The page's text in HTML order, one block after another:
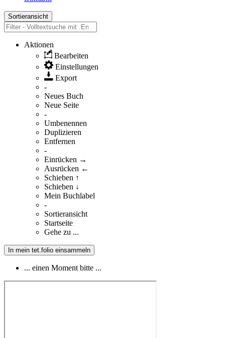
Sortieransicht
Aktionen
Bearbeiten
Einstellungen
Export
-
Neues Buch
Neue Seite
-
Umbenennen
Duplizieren
Entfernen
-
Einrücken →
Ausrücken ←
Schieben ↑
Schieben ↓
Mein Buchlabel
-
Sortieransicht
Startseite
Gehe zu ...
In mein tet.folio einsammeln
... einen Moment bitte ...